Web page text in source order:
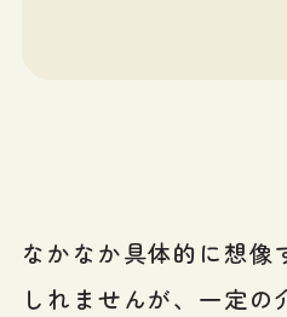
なかなか具体的に想像
しれませんが、一定の